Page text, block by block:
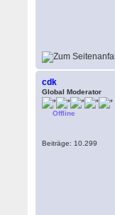
cdk
Global Moderator
Offline
Beiträge: 10.299